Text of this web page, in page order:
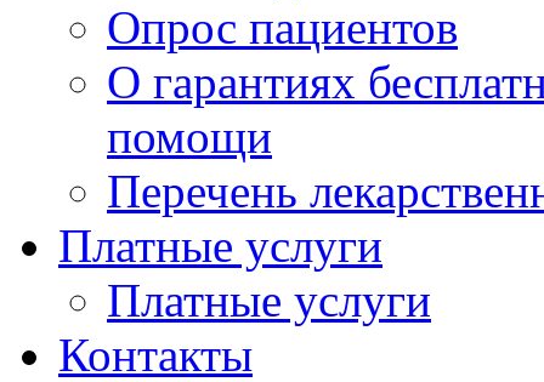
Опрос пациентов
О гарантиях
помощи
Перечень
Платные услуги
Платные услуги
Контакты